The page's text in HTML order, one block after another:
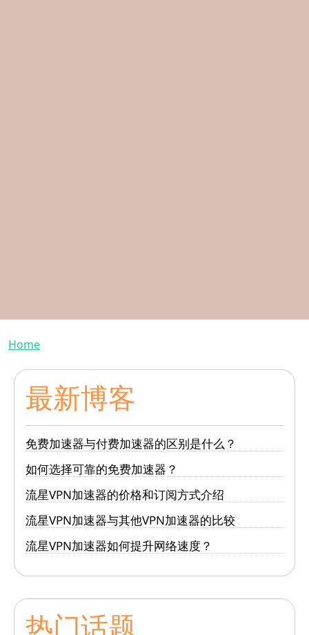
Breadcrumb
Home
最新博客
免费加速器与付费加速器的区别是什么？
如何选择可靠的免费加速器？
流星VPN加速器的价格和订阅方式介绍
流星VPN加速器与其他VPN加速器的比较
流星VPN加速器如何提升网络速度？
热门话题